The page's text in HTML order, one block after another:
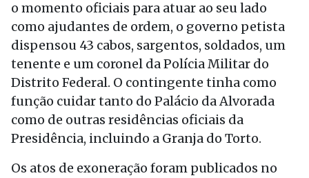
o momento oficiais para atuar ao seu lado
como ajudantes de ordem, o governo petista
dispensou 43 cabos, sargentos, soldados, um
tenente e um coronel da Polícia Militar do
Distrito Federal. O contingente tinha como
função cuidar tanto do Palácio da Alvorada
como de outras residências oficiais da
Presidência, incluindo a Granja do Torto.
Os atos de exoneração foram publicados no